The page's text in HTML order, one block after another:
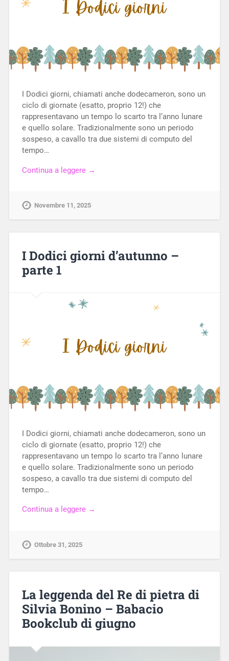
I Dodici giorni, chiamati anche dodecameron, sono un
ciclo di giornate (esatto, proprio 12!) che
rappresentavano un tempo lo scarto tra l’anno lunare
e quello solare. Tradizionalmente sono un periodo
sospeso, a cavallo tra due sistemi di computo del
tempo…
Continua a leggere →
Novembre 11, 2025
I Dodici giorni d’autunno –
parte 1
I Dodici giorni, chiamati anche dodecameron, sono un
ciclo di giornate (esatto, proprio 12!) che
rappresentavano un tempo lo scarto tra l’anno lunare
e quello solare. Tradizionalmente sono un periodo
sospeso, a cavallo tra due sistemi di computo del
tempo…
Continua a leggere →
Ottobre 31, 2025
La leggenda del Re di pietra di
Silvia Bonino – Babacio
Bookclub di giugno